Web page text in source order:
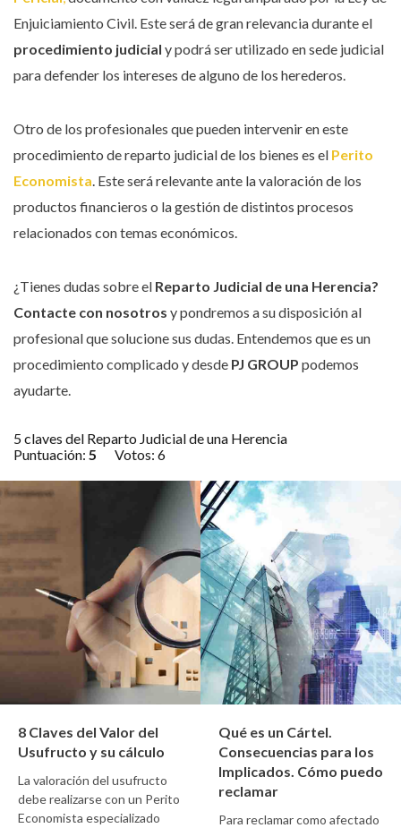
Enjuiciamiento Civil. Este será de gran relevancia durante el
procedimiento judicial y podrá ser utilizado en sede judicial
para defender los intereses de alguno de los herederos.
Otro de los profesionales que pueden intervenir en este
procedimiento de reparto judicial de los bienes es el Perito
Economista. Este será relevante ante la valoración de los
productos financieros o la gestión de distintos procesos
relacionados con temas económicos.
¿Tienes dudas sobre el Reparto Judicial de una Herencia?
Contacte con nosotros y pondremos a su disposición al
profesional que solucione sus dudas. Entendemos que es un
procedimiento complicado y desde PJ GROUP podemos
ayudarte.
5 claves del Reparto Judicial de una Herencia
Puntuación: 5 Votos: 6
8 Claves del Valor del
Usufructo y su cálculo
La valoración del usufructo
debe realizarse con un Perito
Economista especializado
Qué es un Cártel.
Consecuencias para los
Implicados. Cómo puedo
reclamar
Para reclamar como afectado